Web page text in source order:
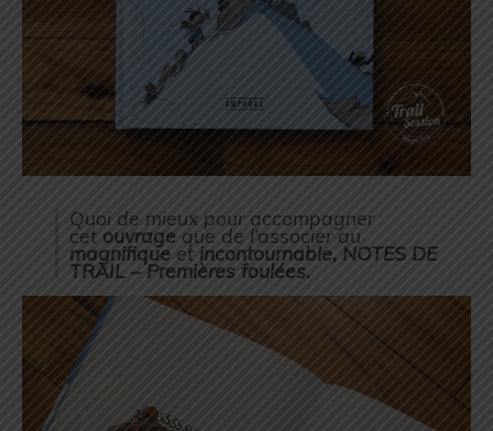
Quoi de mieux pour accompagner
cet ouvrage que de l’associer au
magnifique et incontournable, NOTES DE
TRAIL – Premières foulées.